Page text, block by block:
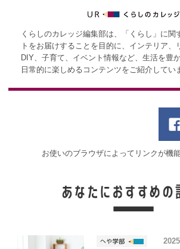
くらしのカレッジ編集部は、「くらし」に関
トをお届けすることを目的に、インテリア、
DIY、子育て、イベント情報など、生活を豊
日常的に楽しめるコンテンツをご紹介してい
お使いのブラウザによってリンクが機